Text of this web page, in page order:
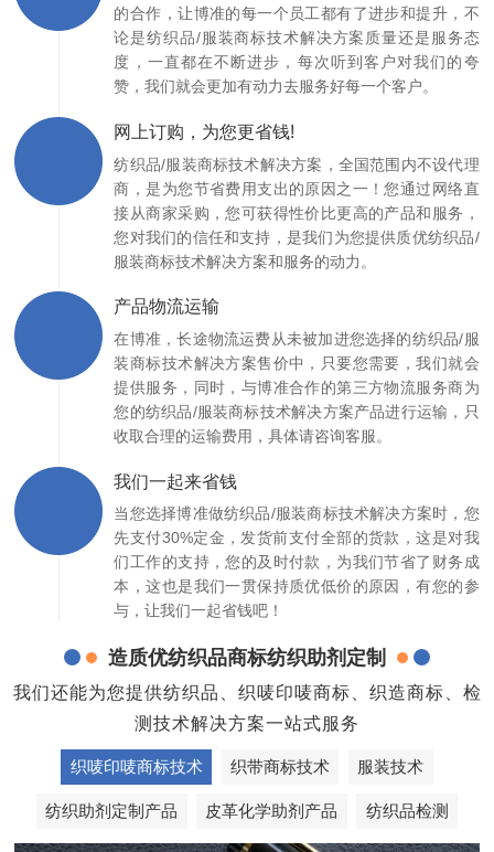
的合作，让博准的每一个员工都有了进步和提升，不
论是纺织品/服装商标技术解决方案质量还是服务态
度，一直都在不断进步，每次听到客户对我们的夸
赞，我们就会更加有动力去服务好每一个客户。
网上订购，为您更省钱!
纺织品/服装商标技术解决方案，全国范围内不设代理
商，是为您节省费用支出的原因之一！您通过网络直
接从商家采购，您可获得性价比更高的产品和服务，
您对我们的信任和支持，是我们为您提供质优纺织品/
服装商标技术解决方案和服务的动力。
产品物流运输
在博准，长途物流运费从未被加进您选择的纺织品/服
装商标技术解决方案售价中，只要您需要，我们就会
提供服务，同时，与博准合作的第三方物流服务商为
您的纺织品/服装商标技术解决方案产品进行运输，只
收取合理的运输费用，具体请咨询客服。
我们一起来省钱
当您选择博准做纺织品/服装商标技术解决方案时，您
先支付30%定金，发货前支付全部的货款，这是对我
们工作的支持，您的及时付款，为我们节省了财务成
本，这也是我们一贯保持质优低价的原因，有您的参
与，让我们一起省钱吧！
造质优纺织品商标纺织助剂定制
我们还能为您提供纺织品、织唛印唛商标、织造商标、检
测技术解决方案一站式服务
织唛印唛商标技术 织带商标技术 服装技术
纺织助剂定制产品 皮革化学助剂产品 纺织品检测